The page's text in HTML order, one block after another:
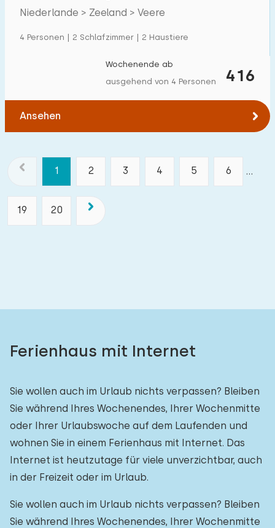
Veere
Niederlande > Zeeland > Veere
4 Personen | 2 Schlafzimmer | 2 Haustiere
416
Wochenende ab
ausgehend von 4 Personen
Ansehen
1 2 3 4 5 6 ...
19 20
Ferienhaus mit Internet
Sie wollen auch im Urlaub nichts verpassen? Bleiben
Sie während Ihres Wochenendes, Ihrer Wochenmitte
oder Ihrer Urlaubswoche auf dem Laufenden und
wohnen Sie in einem Ferienhaus mit Internet. Das
Internet ist heutzutage für viele unverzichtbar, auch
in der Freizeit oder im Urlaub.
Sie wollen auch im Urlaub nichts verpassen? Bleiben
Sie während Ihres Wochenendes, Ihrer Wochenmitte